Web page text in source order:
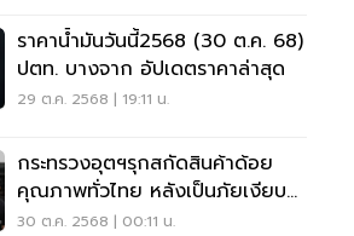
ราคาน้ำมันวันนี้2568 (30 ต.ค. 68)
ปตท. บางจาก อัปเดตราคาล่าสุด
29 ต.ค. 2568 | 19:11 น.
กระทรวงอุตฯรุกสกัดสินค้าด้อย
คุณภาพทั่วไทย หลังเป็นภัยเงียบ
ระบบเศรษฐกิจ
30 ต.ค. 2568 | 00:11 น.